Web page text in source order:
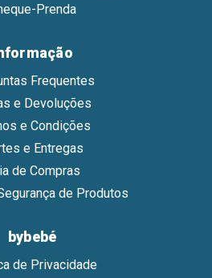
Prenda
Frequentes
e Devoluções
e Condições
e Entregas
de Compras
de Produtos
bybebé
de Privacidade